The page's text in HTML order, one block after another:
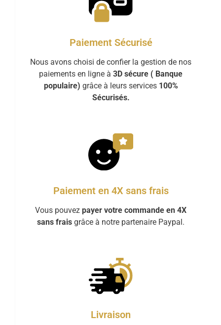
Paiement Sécurisé
Nous avons choisi de confier la gestion de nos
paiements en ligne à 3D sécure ( Banque
populaire) grâce à leurs services 100%
Sécurisés.
Paiement en 4X sans frais
Vous pouvez payer votre commande en 4X
sans frais grâce à notre partenaire Paypal.
Livraison